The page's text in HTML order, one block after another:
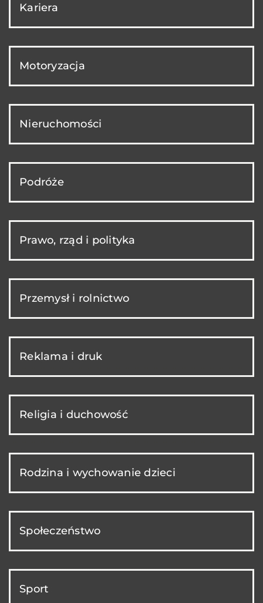
Kariera
Motoryzacja
Nieruchomości
Podróże
Prawo, rząd i polityka
Przemysł i rolnictwo
Reklama i druk
Religia i duchowość
Rodzina i wychowanie dzieci
Społeczeństwo
Sport